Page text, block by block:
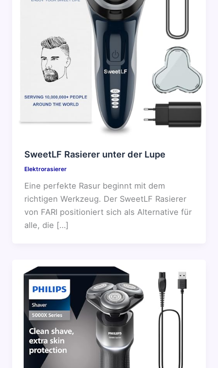
SweetLF Rasierer unter der Lupe
Elektrorasierer
Eine perfekte Rasur beginnt mit dem
richtigen Werkzeug. Der SweetLF Rasierer
von FARI positioniert sich als Alternative für
alle, die […]